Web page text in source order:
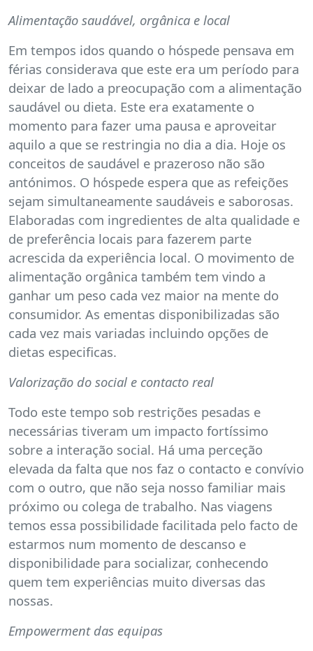
Alimentação saudável, orgânica e local
Em tempos idos quando o hóspede pensava em
férias considerava que este era um período para
deixar de lado a preocupação com a alimentação
saudável ou dieta. Este era exatamente o
momento para fazer uma pausa e aproveitar
aquilo a que se restringia no dia a dia. Hoje os
conceitos de saudável e prazeroso não são
antónimos. O hóspede espera que as refeições
sejam simultaneamente saudáveis e saborosas.
Elaboradas com ingredientes de alta qualidade e
de preferência locais para fazerem parte
acrescida da experiência local. O movimento de
alimentação orgânica também tem vindo a
ganhar um peso cada vez maior na mente do
consumidor. As ementas disponibilizadas são
cada vez mais variadas incluindo opções de
dietas especificas.
Valorização do social e contacto real
Todo este tempo sob restrições pesadas e
necessárias tiveram um impacto fortíssimo
sobre a interação social. Há uma perceção
elevada da falta que nos faz o contacto e convívio
com o outro, que não seja nosso familiar mais
próximo ou colega de trabalho. Nas viagens
temos essa possibilidade facilitada pelo facto de
estarmos num momento de descanso e
disponibilidade para socializar, conhecendo
quem tem experiências muito diversas das
nossas.
Empowerment das equipas